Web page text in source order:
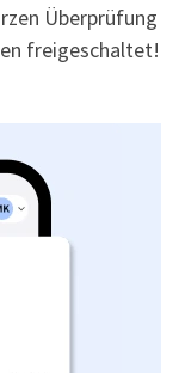
Überprüfung
freigeschaltet!